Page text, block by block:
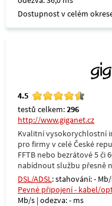
Dostupnost v celém
4.5
testů celkem:296
http://www.giganet.cz
Kvalitní vysokorychlostní
pro firmy v celé České
FFTB nebo bezrátové 5 či
nabídnout službu přesně
DSL/ADSL: stahování: -
Pevné připojení - kabel/
Mb/s | odezva: - ms